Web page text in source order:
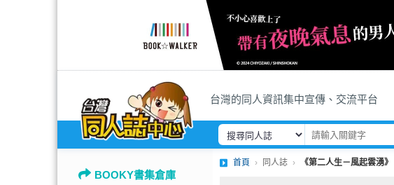
台灣的同人資訊集中宣傳、交流平台
BOOKY書集倉庫
首頁 同人誌 《第二人生－風起雲湧》